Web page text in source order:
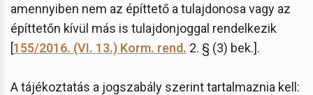
amennyiben nem az építtető a tulajdonosa vagy az
építtetőn kívül más is tulajdonjoggal rendelkezik
[155/2016. (VI. 13.) Korm. rend. 2. § (3) bek.].
A tájékoztatás a jogszabály szerint tartalmaznia kell: